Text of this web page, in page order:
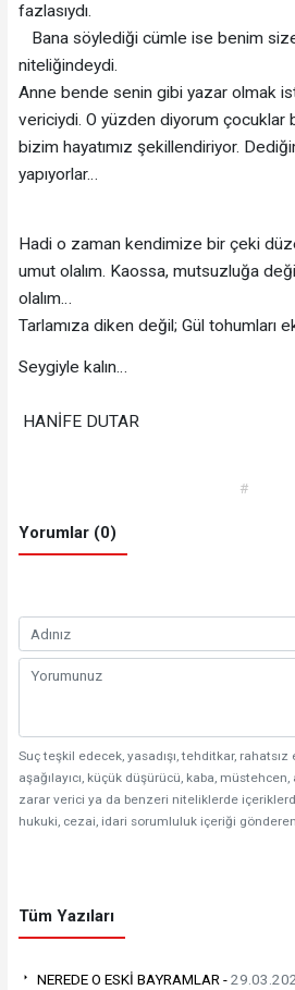
fazlasıydı.
Bana söylediği cümle ise benim size
niteliğindeydi.
Anne bende senin gibi yazar olmak
vericiydi. O yüzden diyorum çocuklar
bizim hayatımız şekillendiriyor.
yapıyorlar…
Hadi o zaman kendimize bir çeki
umut olalım. Kaossa, mutsuzluğa
olalım…
Tarlamıza diken değil; Gül tohumları
Seygiyle kalın…
HANİFE DUTAR
#
Yorumlar (0)
Suç teşkil edecek, yasadışı, tehditkar,
aşağılayıcı, küçük düşürücü, kaba, müstehcen,
zarar verici ya da benzeri niteliklerde
hukuki, cezai, idari sorumluluk içeriği
Tüm Yazıları
NEREDE O ESKİ BAYRAMLAR -